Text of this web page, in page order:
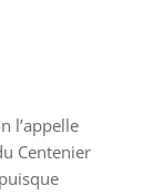
l’appelle
Centenier